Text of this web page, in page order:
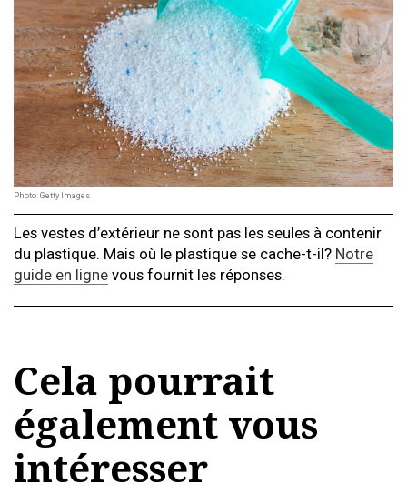
Photo: Getty Images
Les vestes d’extérieur ne sont pas les seules à contenir
du plastique. Mais où le plastique se cache-t-il? Notre
guide en ligne vous fournit les réponses.
Cela pourrait
également vous
intéresser